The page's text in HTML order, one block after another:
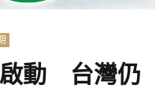
啟動 台灣仍